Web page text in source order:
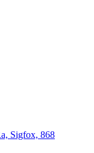
Sigfox, 868